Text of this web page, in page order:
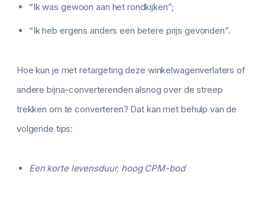
“Ik was gewoon aan het rondkijken”;
“Ik heb ergens anders een betere prijs gevonden”.
Hoe kun je met retargeting deze winkelwagenverlaters of
andere bijna-converterenden alsnog over de streep
trekken om te converteren? Dat kan met behulp van de
volgende tips:
Een korte levensduur, hoog CPM-bod